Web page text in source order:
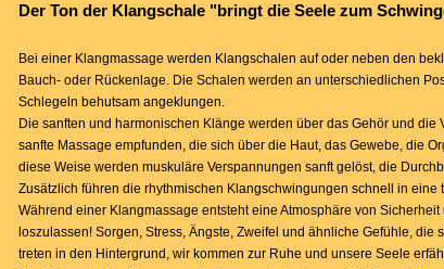
Der Ton der Klangschale "bringt die Seele zum
Bei einer Klangmassage werden Klangschalen auf oder neben den
Bauch- oder Rückenlage. Die Schalen werden an unterschiedlichen
Schlegeln behutsam angeklungen.
Die sanften und harmonischen Klänge werden über das Gehör und
sanfte Massage empfunden, die sich über die Haut, das Gewebe, die
diese Weise werden muskuläre Verspannungen sanft gelöst, die
Zusätzlich führen die rhythmischen Klangschwingungen schnell in eine
Während einer Klangmassage entsteht eine Atmosphäre von
loszulassen! Sorgen, Stress, Ängste, Zweifel und ähnliche Gefühle,
treten in den Hintergrund, wir kommen zur Ruhe und unsere Seele